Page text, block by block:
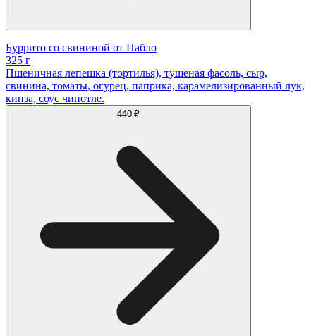
Буррито со свининой от Пабло
325 г
Пшеничная лепешка (тортилья), тушеная фасоль, сыр,
свинина, томаты, огурец, паприка, карамелизированный лук,
кинза, соус чипотле.
440 ₽